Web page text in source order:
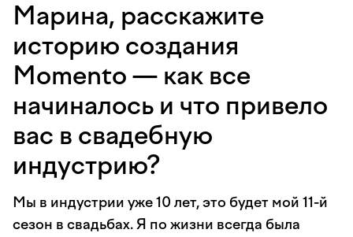
Марина, расскажите
историю создания
Momento — как все
начиналось и что привело
вас в свадебную
индустрию?
Мы в индустрии уже 10 лет, это будет мой 11-й
сезон в свадьбах. Я по жизни всегда была